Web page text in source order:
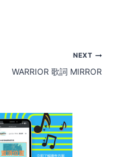
NEXT
WARRIOR 歌詞 MIRROR